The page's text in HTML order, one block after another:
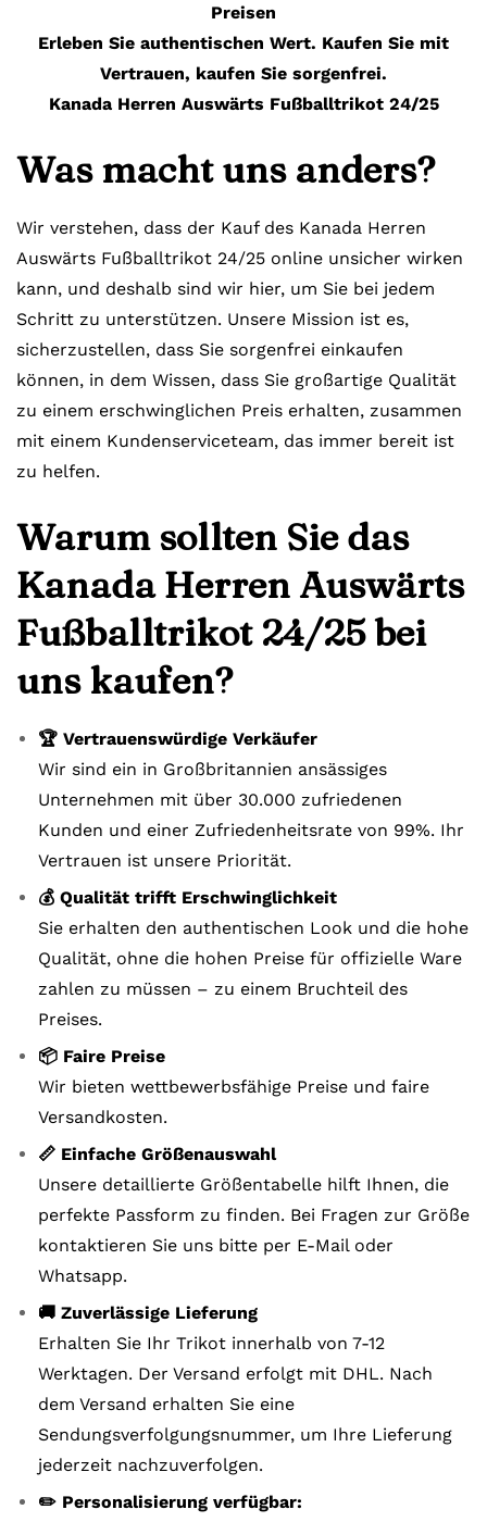
Preisen
Erleben Sie authentischen Wert. Kaufen Sie mit
Vertrauen, kaufen Sie sorgenfrei.
Kanada Herren Auswärts Fußballtrikot 24/25
Was macht uns anders?
Wir verstehen, dass der Kauf des Kanada Herren
Auswärts Fußballtrikot 24/25 online unsicher wirken
kann, und deshalb sind wir hier, um Sie bei jedem
Schritt zu unterstützen. Unsere Mission ist es,
sicherzustellen, dass Sie sorgenfrei einkaufen
können, in dem Wissen, dass Sie großartige Qualität
zu einem erschwinglichen Preis erhalten, zusammen
mit einem Kundenserviceteam, das immer bereit ist
zu helfen.
Warum sollten Sie das
Kanada Herren Auswärts
Fußballtrikot 24/25 bei
uns kaufen?
🏆 Vertrauenswürdige Verkäufer
Wir sind ein in Großbritannien ansässiges
Unternehmen mit über 30.000 zufriedenen
Kunden und einer Zufriedenheitsrate von 99%. Ihr
Vertrauen ist unsere Priorität.
💰 Qualität trifft Erschwinglichkeit
Sie erhalten den authentischen Look und die hohe
Qualität, ohne die hohen Preise für offizielle Ware
zahlen zu müssen – zu einem Bruchteil des
Preises.
📦 Faire Preise
Wir bieten wettbewerbsfähige Preise und faire
Versandkosten.
📏 Einfache Größenauswahl
Unsere detaillierte Größentabelle hilft Ihnen, die
perfekte Passform zu finden. Bei Fragen zur Größe
kontaktieren Sie uns bitte per E-Mail oder
Whatsapp.
🚚 Zuverlässige Lieferung
Erhalten Sie Ihr Trikot innerhalb von 7-12
Werktagen. Der Versand erfolgt mit DHL. Nach
dem Versand erhalten Sie eine
Sendungsverfolgungsnummer, um Ihre Lieferung
jederzeit nachzuverfolgen.
✏️ Personalisierung verfügbar: